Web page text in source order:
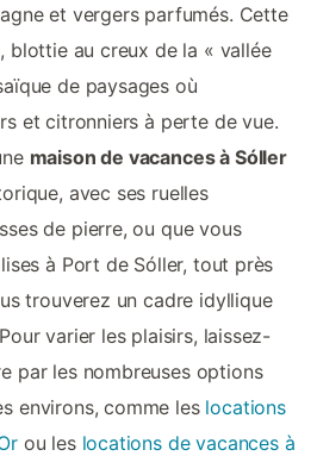
et vergers parfumés. Cette
blottie au creux de la « vallée
de paysages où
et citronniers à perte de vue.
maison de vacances à Sóller
avec ses ruelles
de pierre, ou que vous
à Port de Sóller, tout près
trouverez un cadre idyllique
varier les plaisirs, laissez-
par les nombreuses options
environs, comme les locations
ou les locations de vacances à